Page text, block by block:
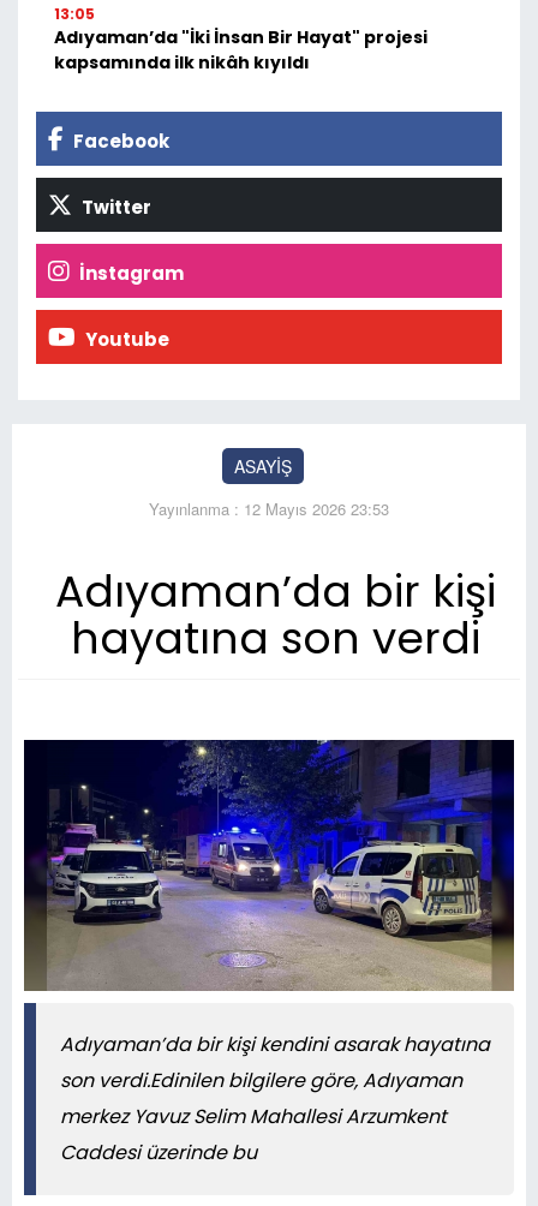
13:05
Adıyaman’da "İki İnsan Bir Hayat" projesi
kapsamında ilk nikâh kıyıldı
Facebook
Twitter
İnstagram
Youtube
ASAYİŞ
Yayınlanma : 12 Mayıs 2026 23:53
Adıyaman’da bir kişi
hayatına son verdi
Adıyaman’da bir kişi kendini asarak hayatına
son verdi.Edinilen bilgilere göre, Adıyaman
merkez Yavuz Selim Mahallesi Arzumkent
Caddesi üzerinde bu